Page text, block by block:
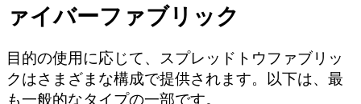
ァイバーファブリック
目的の使用に応じて、スプレッドトウファブリッ
クはさまざまな構成で提供されます。以下は、最